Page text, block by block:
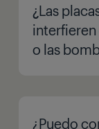
¿Las
o las
¿Puedo